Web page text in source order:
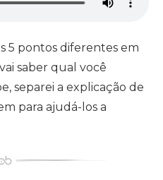
5 pontos diferentes em
saber qual você
separei a explicação de
para ajudá-los a